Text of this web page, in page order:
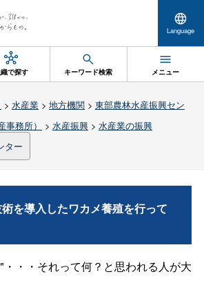
Language
で探す キーワード検索 メニュー
> 水産業> 地方機関> 東部農林水産振興セン
務所）
> 水産振興> 水産業の振興
ター
を導入したワカメ養殖を行って
・・それって何？と思われる人が大